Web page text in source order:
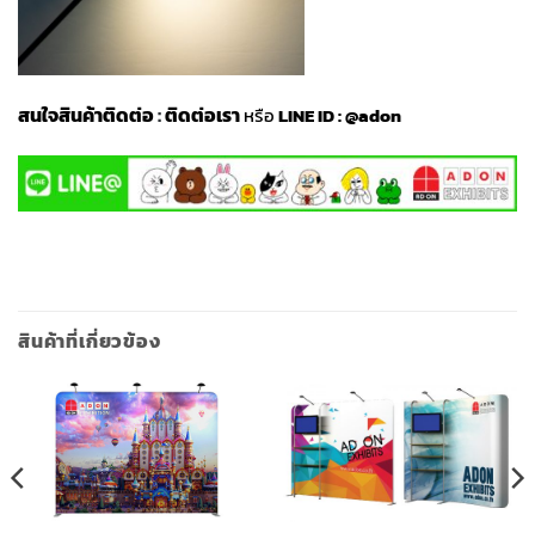
สนใจสินค้าติดต่อ:ติดต่อเราหรือLINE ID :@adon
สินค้าที่เกี่ยวข้อง